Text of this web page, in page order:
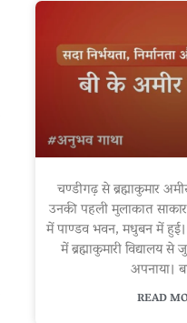
चण्डीगढ़ से ब्रह्माकुमार
उनकी पहली मुलाकात
में पाण्डव भवन, मधुबन में
में ब्रह्माकुमारी विद्यालय
अपनाया।
READ